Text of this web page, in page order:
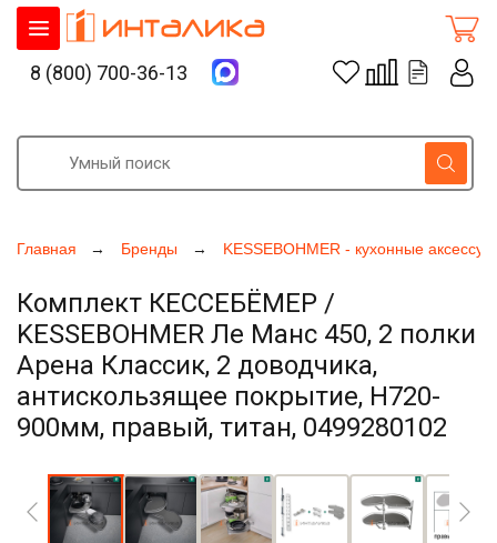
Главная Бренды KESSEBOHMER - кухонные
Комплект КЕССЕБЁМЕР /
KESSEBOHMER Ле Манс 450, 2 полки
Арена Классик, 2 доводчика,
антискользящее покрытие, H720-
900мм, правый, титан, 0499280102
8 (800) 700-36-13